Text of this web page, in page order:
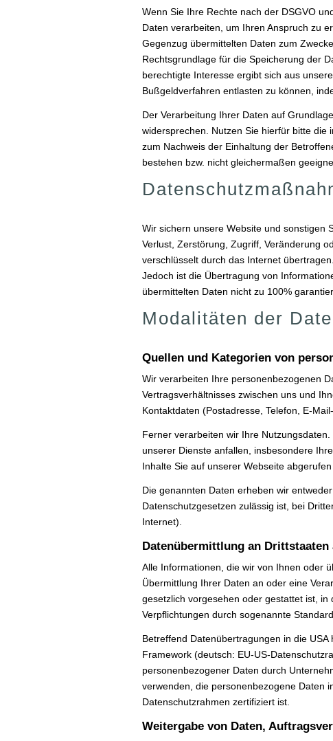
Wenn Sie Ihre Rechte nach der DSGVO
Daten verarbeiten, um Ihren Anspruch zu
Gegenzug übermittelten Daten zum
Rechtsgrundlage für die Speicherung der
berechtigte Interesse ergibt sich aus
Bußgeldverfahren entlasten zu können,
Der Verarbeitung Ihrer Daten auf
widersprechen. Nutzen Sie hierfür bitte die
zum Nachweis der Einhaltung der
bestehen bzw. nicht gleichermaßen
Wir sichern unsere Website und sonstigen
Verlust, Zerstörung, Zugriff, Veränderung
verschlüsselt durch das Internet
Jedoch ist die Übertragung von
übermittelten Daten nicht zu 100%
Modalitäten der
Quellen und Kategorien von
Wir verarbeiten Ihre personenbezogenen
Vertragsverhältnisses zwischen uns und
Kontaktdaten (Postadresse, Telefon, E-
Ferner verarbeiten wir Ihre
unserer Dienste anfallen, insbesondere
Inhalte Sie auf unserer Webseite abgerufen
Die genannten Daten erheben wir
Datenschutzgesetzen zulässig ist, bei
Internet).
Datenübermittlung an Drittstaaten
Alle Informationen, die wir von Ihnen oder
Übermittlung Ihrer Daten an oder eine
gesetzlich vorgesehen oder gestattet ist,
Verpflichtungen durch sogenannte
Betreffend Datenübertragungen in die
Framework (deutsch: EU-US-
personenbezogener Daten durch
verwenden, die personenbezogene Daten
Datenschutzrahmen zertifiziert ist.
Weitergabe von Daten,